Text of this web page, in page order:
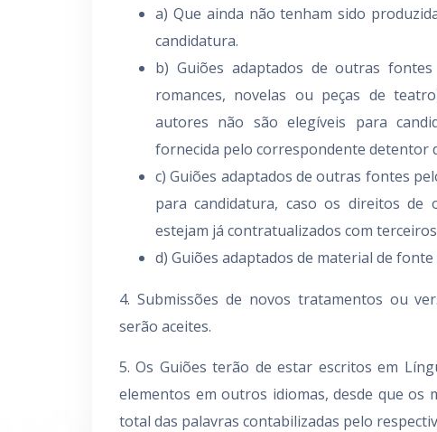
a) Que ainda não tenham sido
candidatura.
b) Guiões adaptados de outras
romances, novelas ou peças de
autores não são elegíveis para
fornecida pelo correspondente detentor
c) Guiões adaptados de outras fontes
para candidatura, caso os direitos de
estejam já contratualizados com
d) Guiões adaptados de material de
4. Submissões de novos tratamentos ou
serão aceites.
5. Os Guiões terão de estar escritos em
elementos em outros idiomas, desde que os
total das palavras contabilizadas pelo